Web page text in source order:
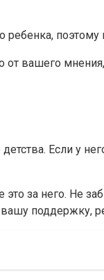
ребенка, поэтому
вашего
Если у
за него. Не
поддержку,